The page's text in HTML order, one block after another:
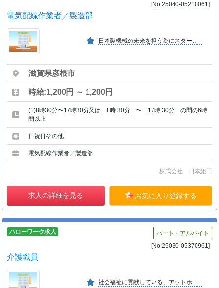
[No:25040-05210061]
電気配線作業者／製造部
日本製機械の未来を担う為にスタートした会社です。団体行動を基とし、社内協力による力強さと、お互いが安心安全を心掛け、楽しく過ごせる職場として成長しております。
滋賀県彦根市
時給:1,200円 ～ 1,200円
(1)8時30分〜17時30分又は 8時 30分 〜 17時 30分 の間の6時
間以上
日祝日その他
電気配線作業者／製造部
株式会社 日本組工
求人の詳細を見る お気に入り登録する
ハローワーク求人
パート・アルバイト
[No:25030-05370961]
介護職員